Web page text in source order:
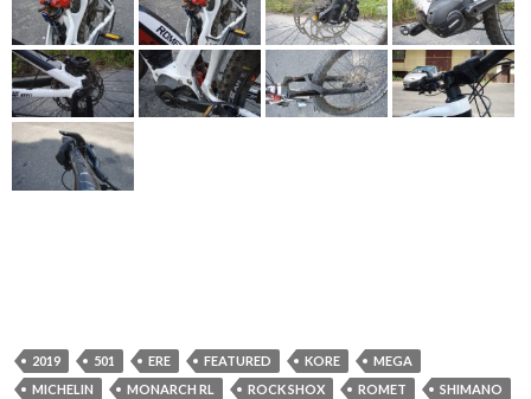
2019 501 ERE FEATURED KORE
MEGA
MICHELIN
MONARCH RL ROCK SHOX ROMET
SHIMANO